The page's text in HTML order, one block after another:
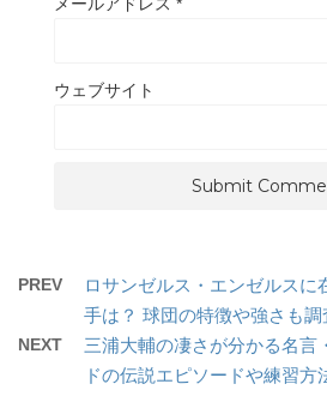
メールアドレス *
ウェブサイト
PREV
ロサンゼルス・エンゼルスに
手は？ 球団の特徴や強さも調
NEXT
三浦大輔の凄さが分かる名言
ドの伝説エピソードや練習方